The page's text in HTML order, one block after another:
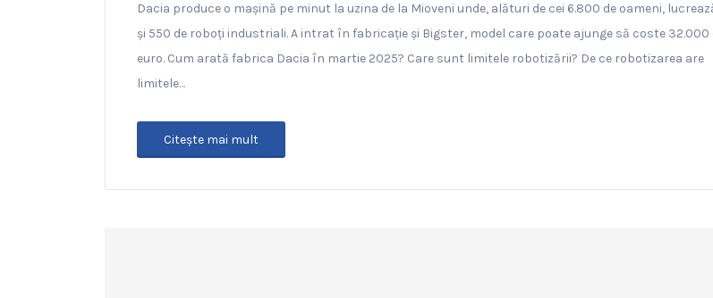
Dacia produce o mașină pe minut la uzina de la Mioveni unde, alături de cei 6.800 de oameni,
și 550 de roboți industriali. A intrat în fabricație și Bigster, model care poate ajunge să coste 32.000
euro. Cum arată fabrica Dacia în martie 2025? Care sunt limitele robotizării? De ce robotizarea are
limitele…
Citeşte mai mult